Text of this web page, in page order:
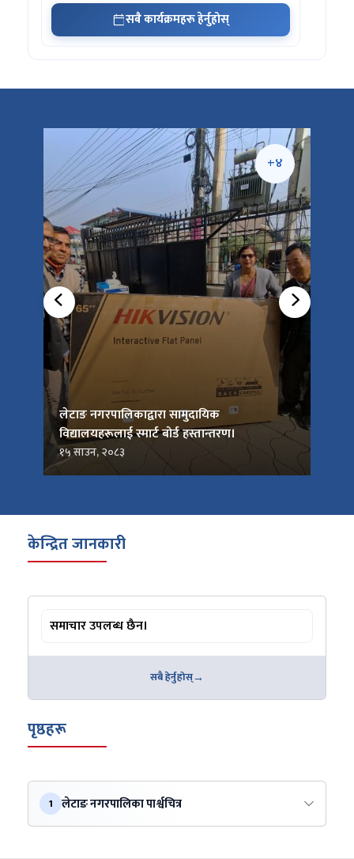
सबै कार्यक्रमहरू हेर्नुहोस्
+४
लेटाङ नगरपालिकाद्वारा सामुदायिक
विद्यालयहरूलाई स्मार्ट बोर्ड हस्तान्तरण।
१५ साउन, २०८३
केन्द्रित जानकारी
समाचार उपलब्ध छैन।
सबै हेर्नुहोस्
पृष्ठहरू
1 लेटाङ नगरपालिका पार्श्वचित्र